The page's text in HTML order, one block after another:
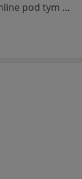
Specjalista nie oferuje umawiania online pod tym adresem.